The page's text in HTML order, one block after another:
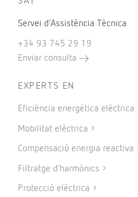
Servei d’Assistència Tècnica
+34 93 745 29 19
Enviar consulta
EXPERTS EN
Eficiència energètica elèctrica
Mobilitat elèctrica
Compensació energia reactiva
Filtratge d’harmònics
Protecció elèctrica